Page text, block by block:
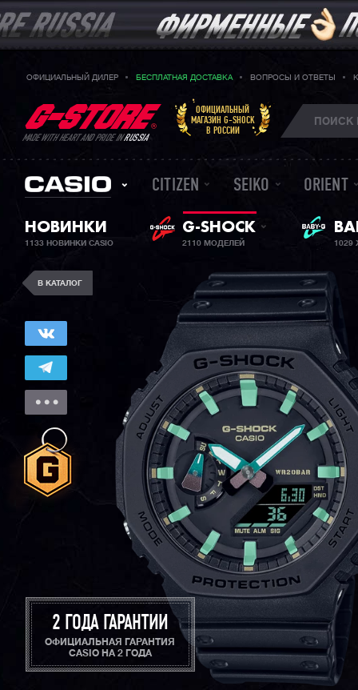
ОФИЦИАЛЬНЫЙ ДИЛЕР БЕСПЛАТНАЯ ДОСТАВКА ВОПРОСЫ И ОТВЕТЫ
MADE WITH HEART AND PRIDE INRUSSIA
ОФИЦИАЛЬНЫЙ
МАГАЗИН G-SHOCK
В РОССИИ
CITIZEN SEIKO ORIENT
НОВИНКИ
1133 НОВИНКИ CASIO
G-SHOCK
2110 МОДЕЛЕЙ 1029
В КАТАЛОГ
2 ГОДА ГАРАНТИИ
ОФИЦИАЛЬНАЯ ГАРАНТИЯ
CASIO НА 2 ГОДА